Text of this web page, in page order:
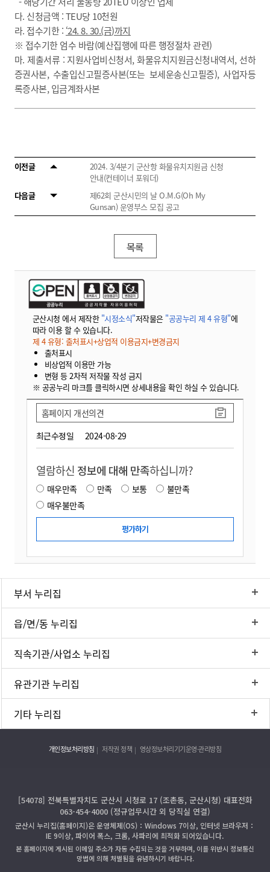
다. 신청금액 : TEU당 10천원
라. 접수기한 : ‘24. 8. 30.(금)까지
※ 접수기한 엄수 바람(예산집행에 따른 행정절차 관련)
마. 제출서류 : 지원사업비신청서, 화물유치지원금신청내역서, 선하
증권사본, 수출입신고필증사본(또는 보세운송신고필증), 사업자등
록증사본, 입금계좌사본
이전글
2024. 3/4분기 군산항 화물유치지원금 신청
안내(컨테이너 포워더)
다음글
제62회 군산시민의 날 O.M.G(Oh My
Gunsan) 운영부스 모집 공고
목록
군산시청 에서 제작한 "시정소식"저작물은 "공공누리 제 4 유형"에
따라 이용 할 수 있습니다.
제 4 유형: 출처표시+상업적 이용금지+변경금지
출처표시
비상업적 이용만 가능
변형 등 2차적 저작물 작성 금지
※ 공공누리 마크를 클릭하시면 상세내용을 확인 하실 수 있습니다.
최근수정일 2024-08-29
홈페이지 개선의견
열람하신 정보에 대해 만족하십니까?
매우만족 만족 보통
불만족
매우불만족
부서 누리집
읍/면/동 누리집
직속기관/사업소 누리집
유관기관 누리집
기타 누리집
개인정보처리방침 저작권 정책 영상정보처리기기운영·관리방침
[54078] 전북특별자치도 군산시 시청로 17 (조촌동, 군산시청) 대표전화
063-454-4000 (정규업무시간 외 당직실 연결)
군산시 누리집(홈페이지)은 운영체제(OS)：Windows 7이상, 인터넷 브라우저：
IE 9이상, 파이어 폭스, 크롬, 사파리에 최적화 되어있습니다.
본 홈페이지에 게시된 이메일 주소가 자동 수집되는 것을 거부하며, 이를 위반시 정보통신
망법에 의해 처벌됨을 유념하시기 바랍니다.